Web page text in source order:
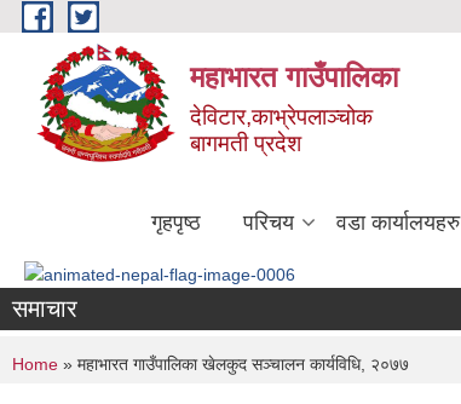
Skip to main content
महाभारत गाउँपालिका
देविटार,काभ्रेपलाञ्चोक
बागमती प्रदेश
गृहपृष्ठ परिचय वडा कार्यालयहरु
समाचार
You are here
Home » महाभारत गाउँपालिका खेलकुद सञ्चालन कार्यविधि, २०७७